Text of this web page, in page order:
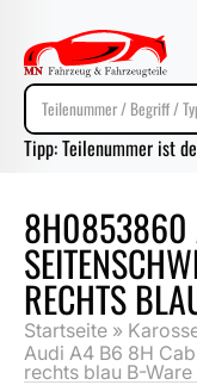
Tipp: Teilenummer ist
8H0853860
RECHTS
Startseite »
Audi A4 B6 8H
rechts blau B-Ware